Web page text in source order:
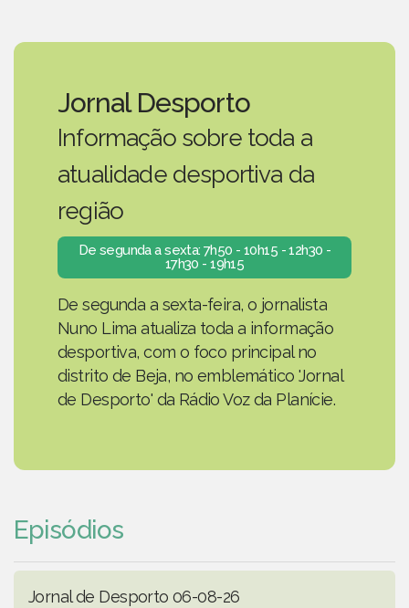
Jornal Desporto
Informação sobre toda a
atualidade desportiva da
região
De segunda a sexta: 7h50 - 10h15 - 12h30 -
17h30 - 19h15
De segunda a sexta-feira, o jornalista
Nuno Lima atualiza toda a informação
desportiva, com o foco principal no
distrito de Beja, no emblemático 'Jornal
de Desporto' da Rádio Voz da Planície.
Episódios
Jornal de Desporto 06-08-26